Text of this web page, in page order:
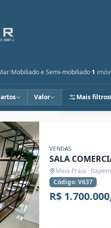
/Mobiliado e Semi-mobiliado·1
Valor Mais filtros
VENDAS
SALA
Meia Praia ·
Código: V637
R$